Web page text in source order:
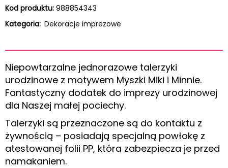
Kod produktu: 988854343
Kategoria: Dekoracje imprezowe
Niepowtarzalne jednorazowe talerzyki
urodzinowe z motywem Myszki Miki i Minnie.
Fantastyczny dodatek do imprezy urodzinowej
dla Naszej małej pociechy.
Talerzyki są przeznaczone są do kontaktu z
żywnością – posiadają specjalną powłokę z
atestowanej folii PP, która zabezpiecza je przed
namakaniem.